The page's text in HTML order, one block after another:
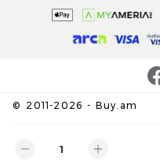
© 2011-2026 - Buy.am